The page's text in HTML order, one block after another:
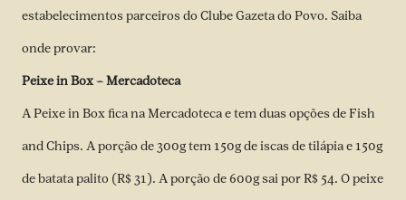
estabelecimentos parceiros do Clube Gazeta do Povo. Saiba
onde provar:
Peixe in Box – Mercadoteca
A Peixe in Box fica na Mercadoteca e tem duas opções de Fish
and Chips. A porção de 300g tem 150g de iscas de tilápia e 150g
de batata palito (R$ 31). A porção de 600g sai por R$ 54. O peixe